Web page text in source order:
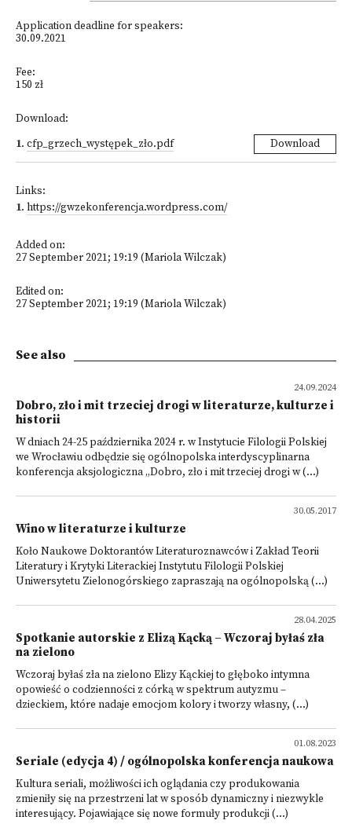
Application deadline for speakers:
30.09.2021
Fee:
150 zł
Download:
1. cfp_grzech_występek_zło.pdf Download
Links:
1. https://gwzekonferencja.wordpress.com/
Added on:
27 September 2021; 19:19 (Mariola Wilczak)
Edited on:
27 September 2021; 19:19 (Mariola Wilczak)
See also
24.09.2024
Dobro, zło i mit trzeciej drogi w literaturze, kulturze i
historii
W dniach 24-25 października 2024 r. w Instytucie Filologii Polskiej
we Wrocławiu odbędzie się ogólnopolska interdyscyplinarna
konferencja aksjologiczna „Dobro, zło i mit trzeciej drogi w (...)
30.05.2017
Wino w literaturze i kulturze
Koło Naukowe Doktorantów Literaturoznawców i Zakład Teorii
Literatury i Krytyki Literackiej Instytutu Filologii Polskiej
Uniwersytetu Zielonogórskiego zapraszają​ na ogólnopolską (...)
28.04.2025
Spotkanie autorskie z Elizą Kącką – Wczoraj byłaś zła
na zielono
Wczoraj byłaś zła na zielono Elizy Kąckiej to głęboko intymna
opowieść o codzienności z córką w spektrum autyzmu –
dzieckiem, które nadaje emocjom kolory i tworzy własny, (...)
01.08.2023
Seriale (edycja 4) / ogólnopolska konferencja naukowa
Kultura seriali, możliwości ich oglądania czy produkowania
zmieniły się na przestrzeni lat w sposób dynamiczny i niezwykle
interesujący. Pojawiające się nowe formuły produkcji (...)